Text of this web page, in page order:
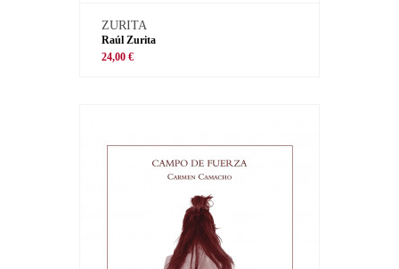
ZURITA
Raúl Zurita
24,00 €